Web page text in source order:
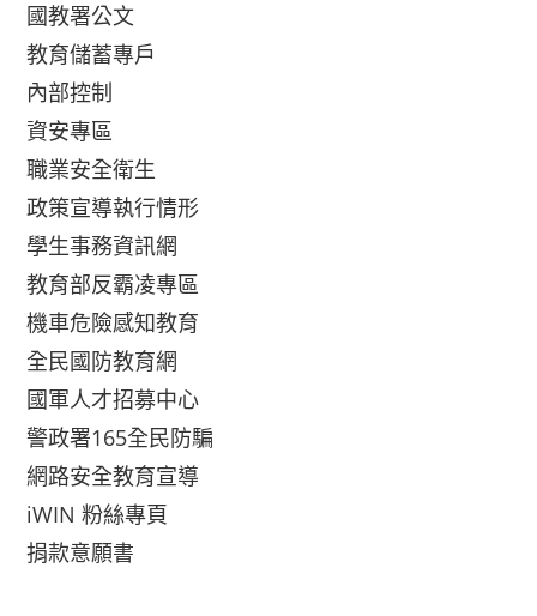
國教署公文
教育儲蓄專戶
內部控制
資安專區
職業安全衛生
政策宣導執行情形
學生事務資訊網
教育部反霸凌專區
機車危險感知教育
全民國防教育網
國軍人才招募中心
警政署165全民防騙
網路安全教育宣導
iWIN 粉絲專頁
捐款意願書